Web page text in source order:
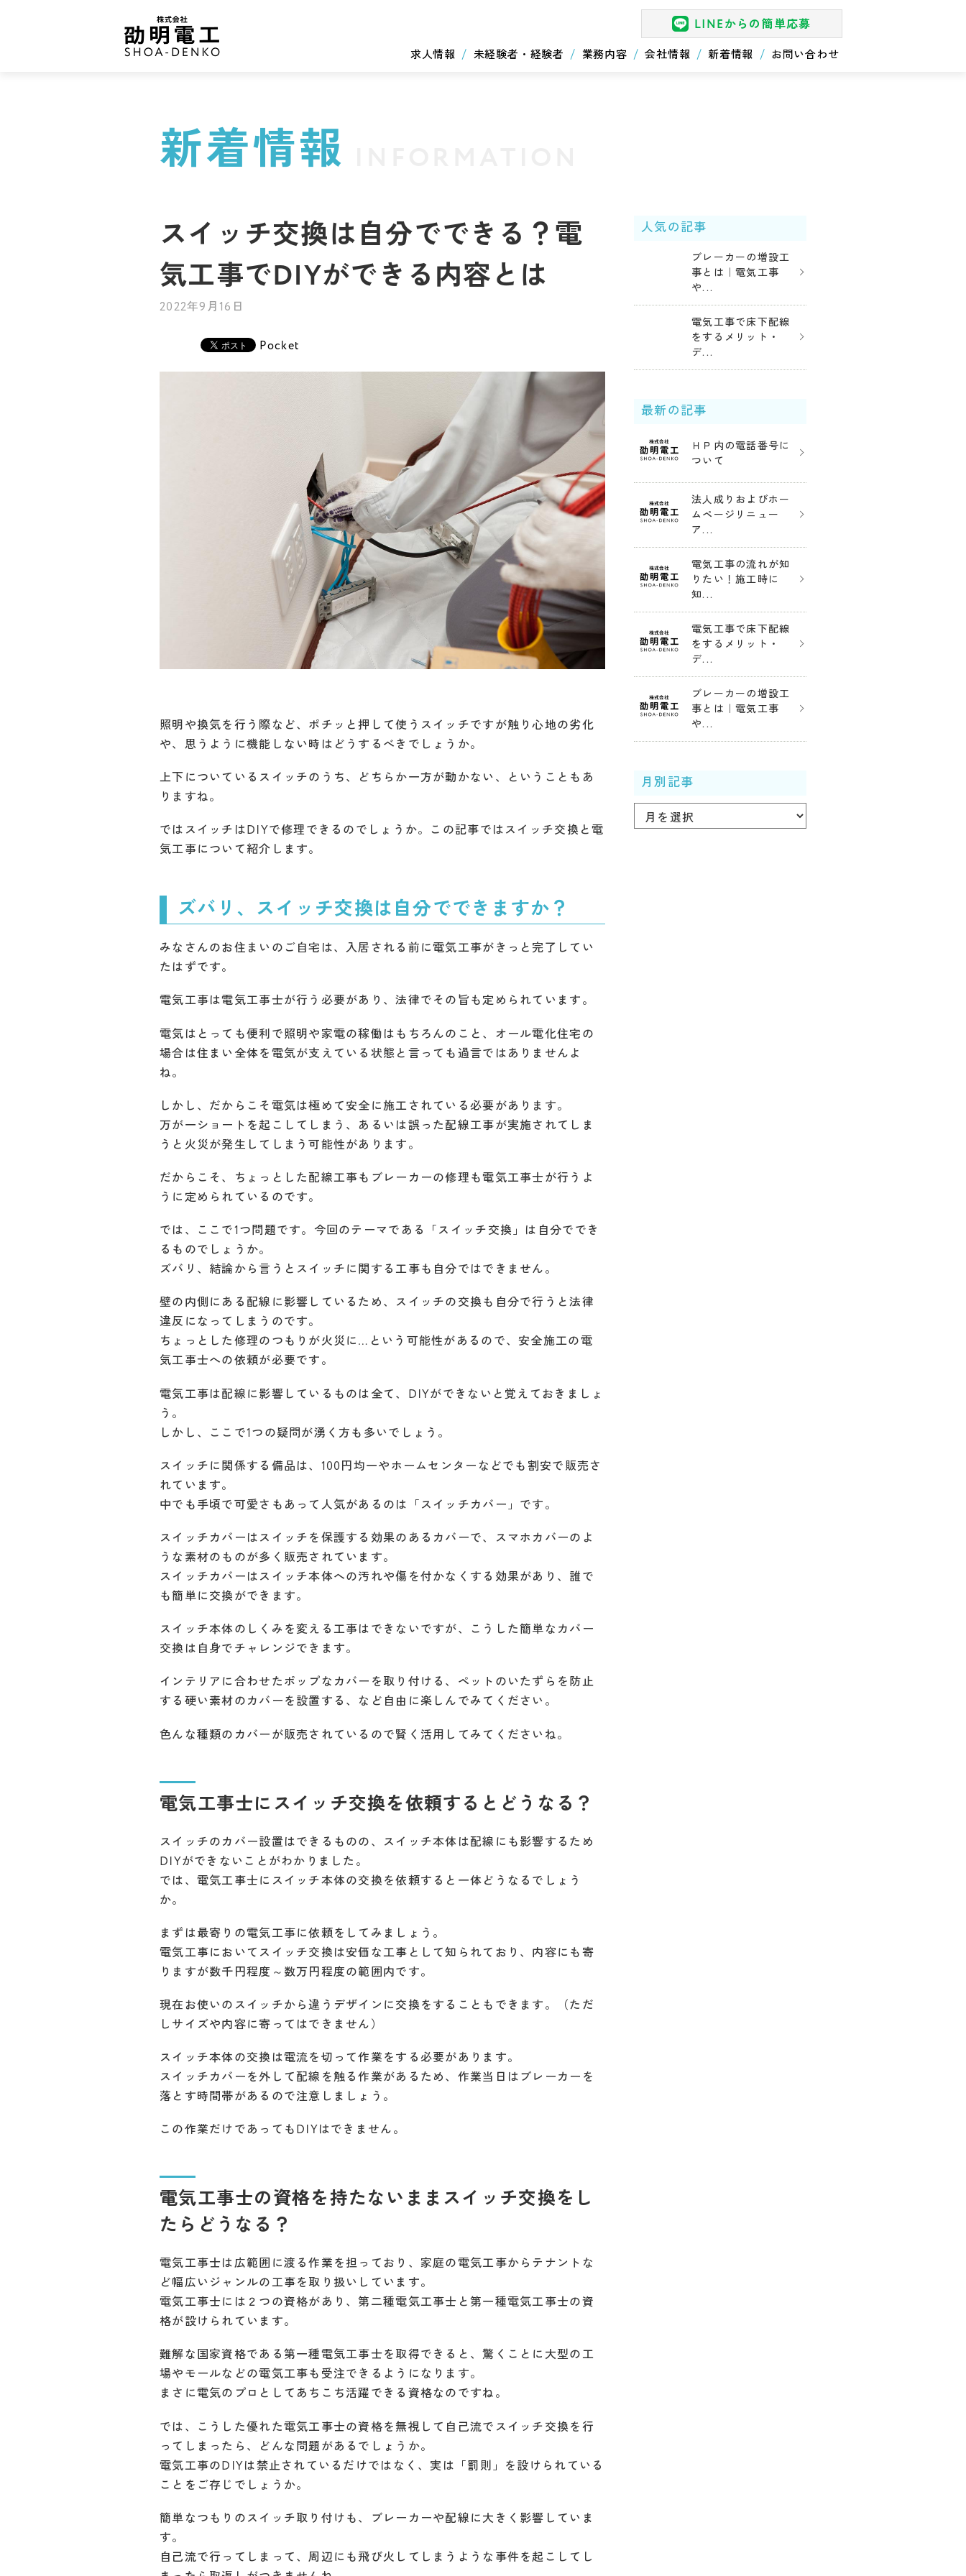
求人情報 未経験者・経験者 業務内容 会社情報 新着情報 お問い合わせ
LINEからの簡単応募
新着情報
スイッチ交換は自分でできる？電
気工事でDIYができる内容とは
2022年9月16日
Pocket
照明や換気を行う際など、ポチッと押して使うスイッチですが触り心地の劣化
や、思うように機能しない時はどうするべきでしょうか。
上下についているスイッチのうち、どちらか一方が動かない、ということもあ
りますね。
ではスイッチはDIYで修理できるのでしょうか。この記事ではスイッチ交換と電
気工事について紹介します。
ズバリ、スイッチ交換は自分でできますか？
みなさんのお住まいのご自宅は、入居される前に電気工事がきっと完了してい
たはずです。
電気工事は電気工事士が行う必要があり、法律でその旨も定められています。
電気はとっても便利で照明や家電の稼働はもちろんのこと、オール電化住宅の
場合は住まい全体を電気が支えている状態と言っても過言ではありませんよ
ね。
しかし、だからこそ電気は極めて安全に施工されている必要があります。
万が一ショートを起こしてしまう、あるいは誤った配線工事が実施されてしま
うと火災が発生してしまう可能性があります。
だからこそ、ちょっとした配線工事もブレーカーの修理も電気工事士が行うよ
うに定められているのです。
では、ここで1つ問題です。今回のテーマである「スイッチ交換」は自分ででき
るものでしょうか。
ズバリ、結論から言うとスイッチに関する工事も自分ではできません。
壁の内側にある配線に影響しているため、スイッチの交換も自分で行うと法律
違反になってしまうのです。
ちょっとした修理のつもりが火災に…という可能性があるので、安全施工の電
気工事士への依頼が必要です。
電気工事は配線に影響しているものは全て、DIYができないと覚えておきましょ
う。
しかし、ここで1つの疑問が湧く方も多いでしょう。
スイッチに関係する備品は、100円均一やホームセンターなどでも割安で販売さ
れています。
中でも手頃で可愛さもあって人気があるのは「スイッチカバー」です。
スイッチカバーはスイッチを保護する効果のあるカバーで、スマホカバーのよ
うな素材のものが多く販売されています。
スイッチカバーはスイッチ本体への汚れや傷を付かなくする効果があり、誰で
も簡単に交換ができます。
スイッチ本体のしくみを変える工事はできないですが、こうした簡単なカバー
交換は自身でチャレンジできます。
インテリアに合わせたポップなカバーを取り付ける、ペットのいたずらを防止
する硬い素材のカバーを設置する、など自由に楽しんでみてください。
色んな種類のカバーが販売されているので賢く活用してみてくださいね。
電気工事士にスイッチ交換を依頼するとどうなる？
スイッチのカバー設置はできるものの、スイッチ本体は配線にも影響するため
DIYができないことがわかりました。
では、電気工事士にスイッチ本体の交換を依頼すると一体どうなるでしょう
か。
まずは最寄りの電気工事に依頼をしてみましょう。
電気工事においてスイッチ交換は安価な工事として知られており、内容にも寄
りますが数千円程度～数万円程度の範囲内です。
現在お使いのスイッチから違うデザインに交換をすることもできます。（ただ
しサイズや内容に寄ってはできません）
スイッチ本体の交換は電流を切って作業をする必要があります。
スイッチカバーを外して配線を触る作業があるため、作業当日はブレーカーを
落とす時間帯があるので注意しましょう。
この作業だけであってもDIYはできません。
電気工事士の資格を持たないままスイッチ交換をし
たらどうなる？
電気工事士は広範囲に渡る作業を担っており、家庭の電気工事からテナントな
ど幅広いジャンルの工事を取り扱いしています。
電気工事士には２つの資格があり、第二種電気工事士と第一種電気工事士の資
格が設けられています。
難解な国家資格である第一種電気工事士を取得できると、驚くことに大型の工
場やモールなどの電気工事も受注できるようになります。
まさに電気のプロとしてあちこち活躍できる資格なのですね。
では、こうした優れた電気工事士の資格を無視して自己流でスイッチ交換を行
ってしまったら、どんな問題があるでしょうか。
電気工事のDIYは禁止されているだけではなく、実は「罰則」を設けられている
ことをご存じでしょうか。
簡単なつもりのスイッチ取り付けも、ブレーカーや配線に大きく影響していま
す。
自己流で行ってしまって、周辺にも飛び火してしまうような事件を起こしてし
人気の記事
ブレーカーの増設工
事とは｜電気工事
や...
電気工事で床下配線
をするメリット・
デ...
最新の記事
ＨＰ内の電話番号に
ついて
法人成りおよびホー
ムページリニュー
ア...
電気工事の流れが知
りたい！施工時に
知...
電気工事で床下配線
をするメリット・
デ...
ブレーカーの増設工
事とは｜電気工事
や...
月別記事